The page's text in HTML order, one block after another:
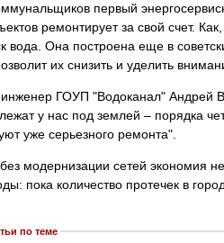
первый
ремонтирует за свой счет.
вода. Она построена еще в
их снизить и уделить
ГОУП "Водоканал" Андрей
у нас под землей – порядка
уже серьезного ремонта".
модернизации сетей экономия
пока количество протечек в
по теме